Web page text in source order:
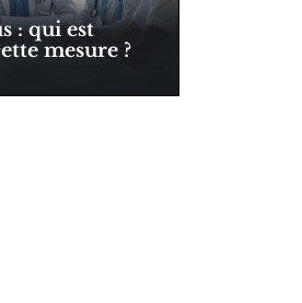
: qui est
mesure ?